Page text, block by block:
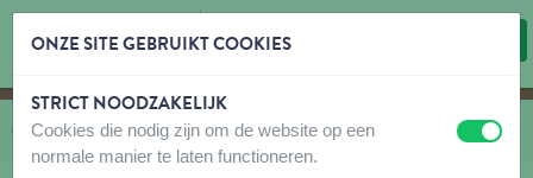
Inhoud overslaan
Taalkeuze overslaan
U bevindt zich hier:
van
Catalogus naar
Hond naar
Wandelen naar
HB en LB Nylon Classic
ONZE SITE GEBRUIKT COOKIES
STRICT NOODZAKELIJK
Cookies die nodig zijn om de website op een
normale manier te laten functioneren.
uit aan